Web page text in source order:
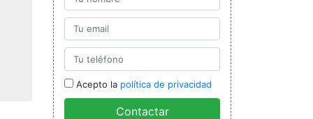
Acepto la política de privacidad
Contactar